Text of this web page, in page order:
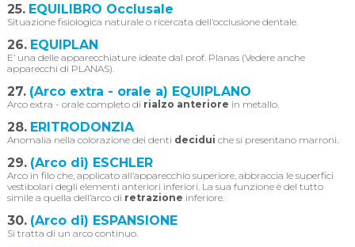
25. EQUILIBRO Occlusale
Situazione fisiologica naturale o ricercata dell’occlusione dentale.
26. EQUIPLAN
E’ una delle apparecchiature ideate dal prof. Planas (Vedere anche
apparecchi di PLANAS).
27. (Arco extra - orale a) EQUIPLANO
Arco extra - orale completo di rialzo anteriore in metallo.
28. ERITRODONZIA
Anomalia nella colorazione dei denti decidui che si presentano marroni.
29. (Arco di) ESCHLER
Arco in filo che, applicato all’apparecchio superiore, abbraccia le superfici
vestibolari degli elementi anteriori inferiori. La sua funzione è del tutto
simile a quella dell’arco di retrazione inferiore.
30. (Arco di) ESPANSIONE
Si tratta di un arco continuo.